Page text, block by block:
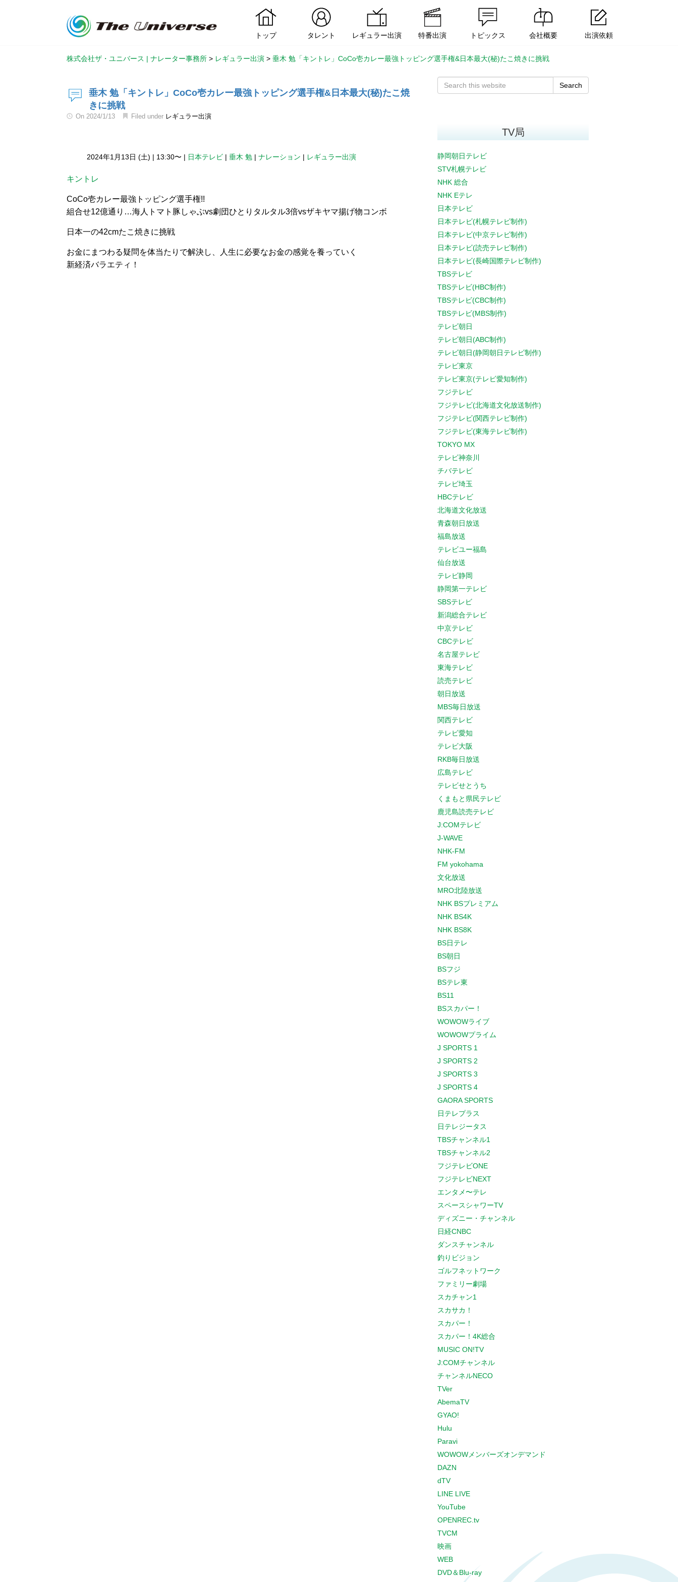
トップ タレント レギュラー出演 特番出演 トピックス 会社概要 出演依頼
株式会社ザ・ユニバース | ナレーター事務所 > レギュラー出演 > 垂木 勉「キントレ」CoCo壱カレー最強トッピング選手権&日本最大(秘)たこ焼きに挑戦
垂木 勉「キントレ」CoCo壱カレー最強トッピング選手権&日本最大(秘)たこ焼
きに挑戦
On 2024/1/13 Filed under レギュラー出演
2024年1月13日 (土) | 13:30〜 | 日本テレビ | 垂木 勉 | ナレーション | レギュラー出演
キントレ
CoCo壱カレー最強トッピング選手権!!
組合せ12億通り…海人トマト豚しゃぶvs劇団ひとりタルタル3倍vsザキヤマ揚げ物コンボ
日本一の42cmたこ焼きに挑戦
お金にまつわる疑問を体当たりで解決し、人生に必要なお金の感覚を養っていく
新経済バラエティ！
Search
TV局
静岡朝日テレビ
STV札幌テレビ
NHK 総合
NHK Eテレ
日本テレビ
日本テレビ(札幌テレビ制作)
日本テレビ(中京テレビ制作)
日本テレビ(読売テレビ制作)
日本テレビ(長崎国際テレビ制作)
TBSテレビ
TBSテレビ(HBC制作)
TBSテレビ(CBC制作)
TBSテレビ(MBS制作)
テレビ朝日
テレビ朝日(ABC制作)
テレビ朝日(静岡朝日テレビ制作)
テレビ東京
テレビ東京(テレビ愛知制作)
フジテレビ
フジテレビ(北海道文化放送制作)
フジテレビ(関西テレビ制作)
フジテレビ(東海テレビ制作)
TOKYO MX
テレビ神奈川
チバテレビ
テレビ埼玉
HBCテレビ
北海道文化放送
青森朝日放送
福島放送
テレビユー福島
仙台放送
テレビ静岡
静岡第一テレビ
SBSテレビ
新潟総合テレビ
中京テレビ
CBCテレビ
名古屋テレビ
東海テレビ
読売テレビ
朝日放送
MBS毎日放送
関西テレビ
テレビ愛知
テレビ大阪
RKB毎日放送
広島テレビ
テレビせとうち
くまもと県民テレビ
鹿児島読売テレビ
J:COMテレビ
J-WAVE
NHK-FM
FM yokohama
文化放送
MRO北陸放送
NHK BSプレミアム
NHK BS4K
NHK BS8K
BS日テレ
BS朝日
BSフジ
BSテレ東
BS11
BSスカパー！
WOWOWライブ
WOWOWプライム
J SPORTS 1
J SPORTS 2
J SPORTS 3
J SPORTS 4
GAORA SPORTS
日テレプラス
日テレジータス
TBSチャンネル1
TBSチャンネル2
フジテレビONE
フジテレビNEXT
エンタメ〜テレ
スペースシャワーTV
ディズニー・チャンネル
日経CNBC
ダンスチャンネル
釣りビジョン
ゴルフネットワーク
ファミリー劇場
スカチャン1
スカサカ！
スカパー！
スカパー！4K総合
MUSIC ON!TV
J:COMチャンネル
チャンネルNECO
TVer
AbemaTV
GYAO!
Hulu
Paravi
WOWOWメンバーズオンデマンド
DAZN
dTV
LINE LIVE
YouTube
OPENREC.tv
TVCM
映画
WEB
DVD＆Blu-ray